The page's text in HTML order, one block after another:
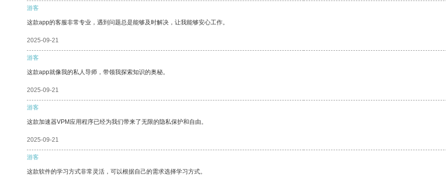
游客
这款app的客服非常专业，遇到问题总是能够及时解决，让我能够安心工作。
2025-09-21
游客
这款app就像我的私人导师，带领我探索知识的奥秘。
2025-09-21
游客
这款加速器VPM应用程序已经为我们带来了无限的隐私保护和自由。
2025-09-21
游客
这款软件的学习方式非常灵活，可以根据自己的需求选择学习方式。